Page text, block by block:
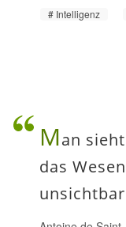
Intelligenz
Man
das